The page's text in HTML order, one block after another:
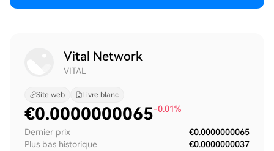
Vital Network
VITAL
Site web Livre blanc
€0.0000000065-0.01%
Dernier prix
€0.0000000065
Plus bas historique
€0.0000000037